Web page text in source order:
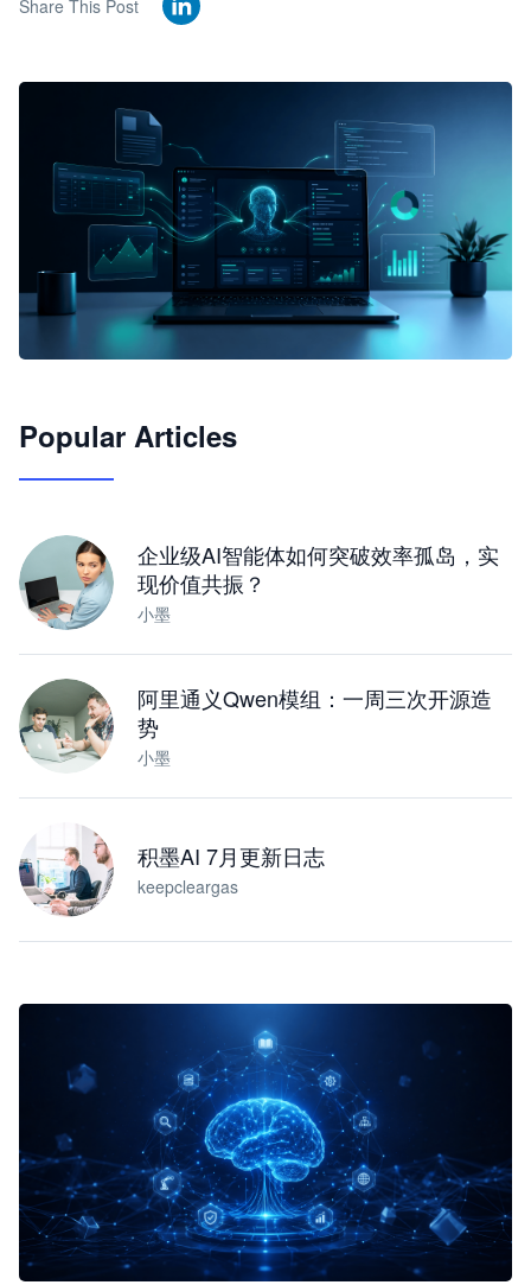
Share This Post
JimoClaw 桌面 AI Agent 工作台
Popular Articles
企业级AI智能体如何突破效率孤岛，实
现价值共振？
小墨
阿里通义Qwen模组：一周三次开源造
势
小墨
积墨AI 7月更新日志
keepcleargas